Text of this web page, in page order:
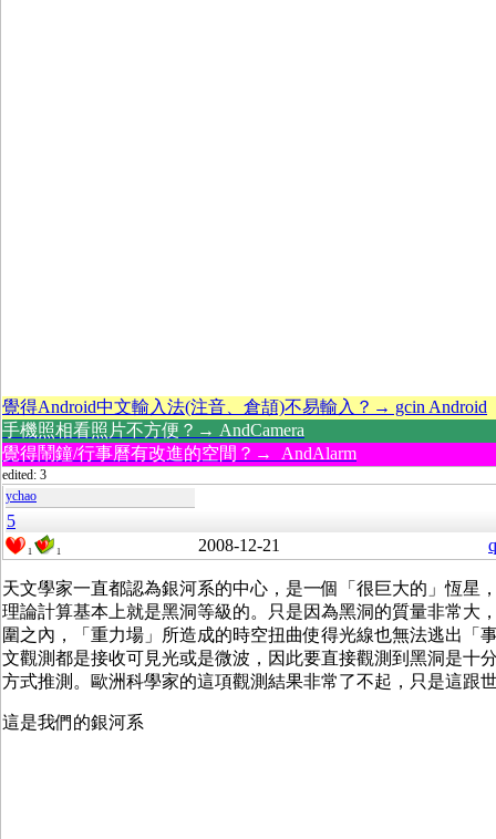
覺得Android中文輸入法(注音、倉頡)不易輸入？→ gcin Android
手機照相看照片不方便？→ AndCamera
覺得鬧鐘/行事曆有改進的空間？→ AndAlarm
edited: 3
ychao
5
1 1 2008-12-21
天文學家一直都認為銀河系的中心，是一個「很巨大的」恆星
理論計算基本上就是黑洞等級的。只是因為黑洞的質量非常大
圍之內，「重力場」所造成的時空扭曲使得光線也無法逃出「
文觀測都是接收可見光或是微波，因此要直接觀測到黑洞是十
方式推測。歐洲科學家的這項觀測結果非常了不起，只是這跟
這是我們的銀河系